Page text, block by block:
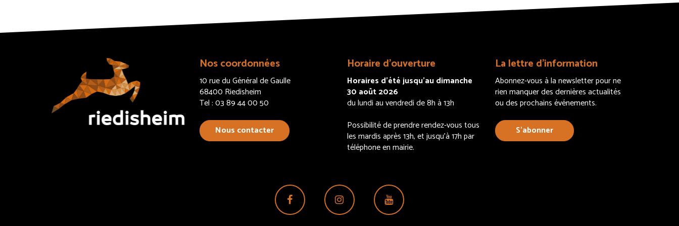
Nos coordonnées
10 rue du Général de Gaulle
68400 Riedisheim
Tel : 03 89 44 00 50
Nous contacter
Horaire d’ouverture
Horaires d’été jusqu’au dimanche
30 août 2026
du lundi au vendredi de 8h à 13h
Possibilité de prendre rendez-vous tous
les mardis après 13h, et jusqu’à 17h par
téléphone en mairie.
La lettre d’information
Abonnez-vous à la newsletter pour ne
rien manquer des dernières actualités
ou des prochains événements.
S’abonner
Lien
vers
Lien
vers
Lien
vers